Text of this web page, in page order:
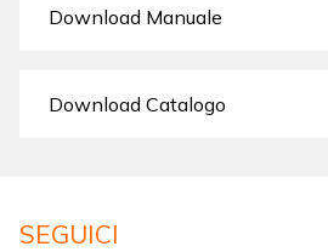
Download Manuale
Download Catalogo
SEGUICI